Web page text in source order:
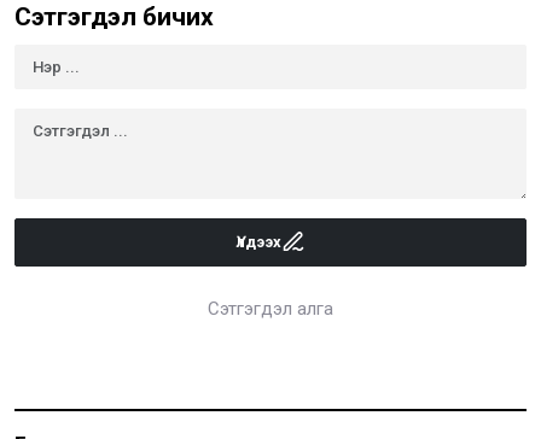
Сэтгэгдэл бичих
Үлдээх
Сэтгэгдэл алга